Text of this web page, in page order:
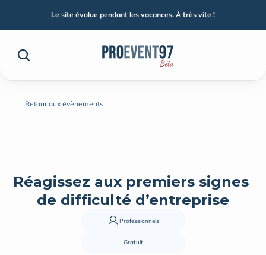
Retour aux évènements
Réagissez aux premiers signes
de difficulté d’entreprise
Professionnels
Gratuit
Le site évolue pendant les vacances. À très vite !